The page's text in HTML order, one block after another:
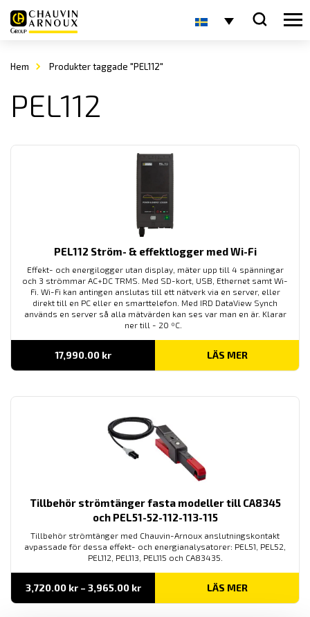
Hem Produkter taggade "PEL112"
PEL112
PEL112 Ström- & effektlogger med Wi-Fi
Effekt- och energilogger utan display, mäter upp till 4 spänningar
och 3 strömmar AC+DC TRMS. Med SD-kort, USB, Ethernet samt Wi-
Fi. Wi-Fi kan antingen anslutas till ett nätverk via en server, eller
direkt till en PC eller en smarttelefon. Med IRD DataView Synch
används en server så alla mätvärden kan ses var man en är. Klarar
ner till - 20 ºC.
17,990.00 kr LÄS MER
Tillbehör strömtänger fasta modeller till CA8345
och PEL51-52-112-113-115
Tillbehör strömtänger med Chauvin-Arnoux anslutningskontakt
avpassade för dessa effekt- och energianalysatorer: PEL51, PEL52,
PEL112, PEL113, PEL115 och CA83435.
3,720.00 kr – 3,965.00 krPrisintervall:
till
LÄS MER